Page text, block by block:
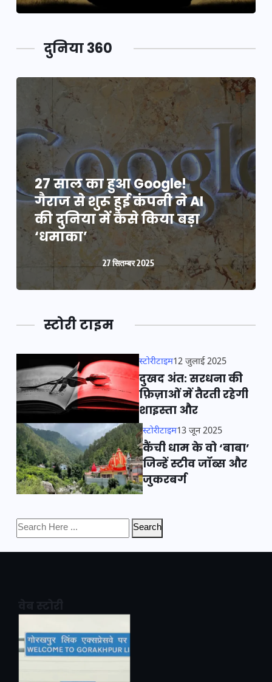
दुनिया 360
27 साल का हुआ Google!
गैराज से शुरू हुई कंपनी ने AI
की दुनिया में कैसे किया बड़ा
‘धमाका’
27 सितम्बर 2025
स्टोरी टाइम
स्टोरीटाइम12 जुलाई 2025
दुखद अंत: सरधना की
फ़िज़ाओं में तैरती रहेगी
शाइस्ता और
स्टोरीटाइम13 जून 2025
कैंची धाम के वो ‘बाबा’
जिन्हें स्टीव जॉब्स और
जुकरबर्ग
Search